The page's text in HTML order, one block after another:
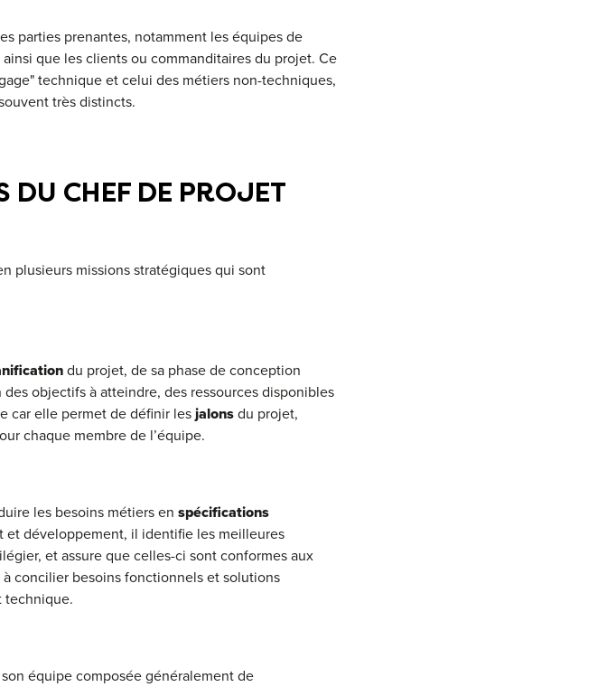
parties prenantes, notamment les équipes de
que les clients ou commanditaires du projet. Ce
technique et celui des métiers non-techniques,
très distincts.
DU CHEF DE PROJET
plusieurs missions stratégiques qui sont
du projet, de sa phase de conception
objectifs à atteindre, des ressources disponibles
car elle permet de définir lesjalonsdu projet,
chaque membre de l’équipe.
les besoins métiers en spécifications
et développement, il identifie les meilleures
et assure que celles-ci sont conformes aux
concilier besoins fonctionnels et solutions
technique.
équipe composée généralement de